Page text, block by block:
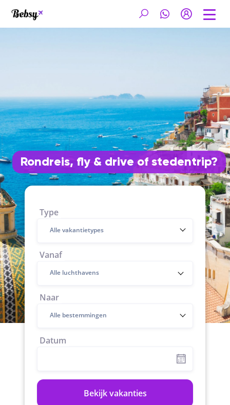
Rondreis, fly & drive of stedentrip?
Type
Alle vakantietypes
Vanaf
Naar
Alle bestemmingen
Datum
Bekijk vakanties